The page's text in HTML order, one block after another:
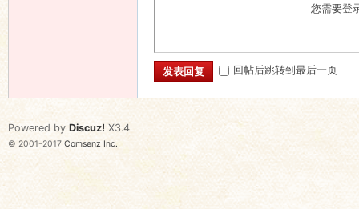
您需要登
发表回复 回帖后跳转到最后一页
Powered by Discuz! X3.4
© 2001-2017 Comsenz Inc.